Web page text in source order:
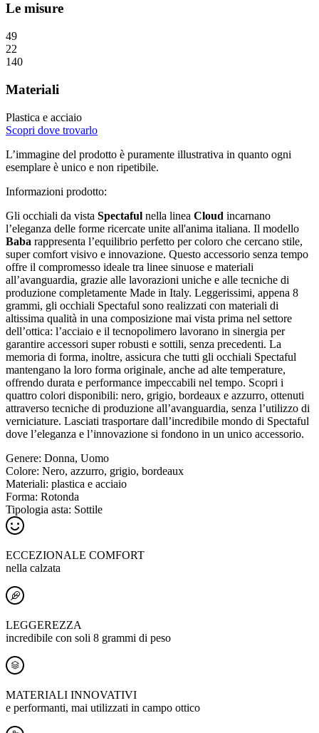
Le misure
49
22
140
Materiali
Plastica e acciaio
Scopri dove trovarlo
L’immagine del prodotto è puramente illustrativa in quanto ogni
esemplare è unico e non ripetibile.
Informazioni prodotto:
Gli occhiali da vista Spectaful nella linea Cloud incarnano
l’eleganza delle forme ricercate unite all'anima italiana. Il modello
Baba rappresenta l’equilibrio perfetto per coloro che cercano stile,
super comfort visivo e innovazione. Questo accessorio senza tempo
offre il compromesso ideale tra linee sinuose e materiali
all’avanguardia, grazie alle lavorazioni uniche e alle tecniche di
produzione completamente Made in Italy. Leggerissimi, appena 8
grammi, gli occhiali Spectaful sono realizzati con materiali di
altissima qualità in una composizione mai vista prima nel settore
dell’ottica: l’acciaio e il tecnopolimero lavorano in sinergia per
garantire accessori super robusti e sottili, senza precedenti. La
memoria di forma, inoltre, assicura che tutti gli occhiali Spectaful
mantengano la loro forma originale, anche ad alte temperature,
offrendo durata e performance impeccabili nel tempo. Scopri i
quattro colori disponibili: nero, grigio, bordeaux e azzurro, ottenuti
attraverso tecniche di produzione all’avanguardia, senza l’utilizzo di
verniciature. Lasciati trasportare dall’incredibile mondo di Spectaful
dove l’eleganza e l’innovazione si fondono in un unico accessorio.
Genere: Donna, Uomo
Colore: Nero, azzurro, grigio, bordeaux
Materiali: plastica e acciaio
Forma: Rotonda
Tipologia asta: Sottile
ECCEZIONALE COMFORT
nella calzata
LEGGEREZZA
incredibile con soli 8 grammi di peso
MATERIALI INNOVATIVI
e performanti, mai utilizzati in campo ottico